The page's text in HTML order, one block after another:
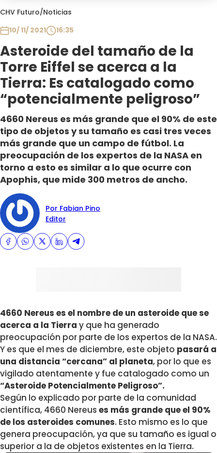
CHV Futuro/Noticias
10/ 11/ 2021
16:35
Asteroide del tamaño de la
Torre Eiffel se acerca a la
Tierra: Es catalogado como
“potencialmente peligroso”
4660 Nereus es más grande que el 90% de este
tipo de objetos y su tamaño es casi tres veces
más grande que un campo de fútbol. La
preocupación de los expertos de la NASA en
torno a esto es similar a lo que ocurre con
Apophis, que mide 300 metros de ancho.
Por Fabian Pino
Editor
4660 Nereus es el nombre de un asteroide que se
acerca a la Tierra y que ha generado
preocupación por parte de los expertos de la NASA.
Y es que el mes de diciembre, este objeto pasará a
una distancia “cercana” al planeta, por lo que es
vigilado atentamente y fue catalogado como un
“Asteroide Potencialmente Peligroso”.
Según lo explicado por parte de la comunidad
científica, 4660 Nereus es más grande que el 90%
de los asteroides comunes. Esto mismo es lo que
genera preocupación, ya que su tamaño es igual o
superior a la de objetos existentes en la Tierra.
Club De La Comedia
Plan Perfecto
El Tiempo
Sabingo
Todos Los Programas